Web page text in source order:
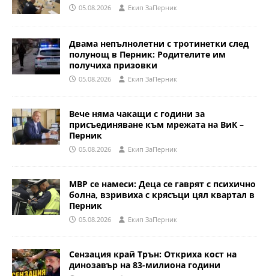
05.08.2026 Eкип ЗаПерник
Двама непълнолетни с тротинетки след
полунощ в Перник: Родителите им
получиха призовки
05.08.2026 Eкип ЗаПерник
Вече няма чакащи с години за
присъединяване към мрежата на ВиК –
Перник
05.08.2026 Eкип ЗаПерник
МВР се намеси: Деца се гаврят с психично
болна, взривиха с крясъци цял квартал в
Перник
05.08.2026 Eкип ЗаПерник
Сензация край Трън: Откриха кост на
динозавър на 83-милиона години